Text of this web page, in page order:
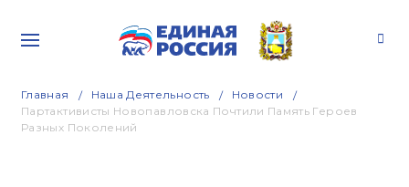
Главная Наша Деятельность
Новости
Партактивисты Новопавловска Почтили Память Героев
Разных Поколений